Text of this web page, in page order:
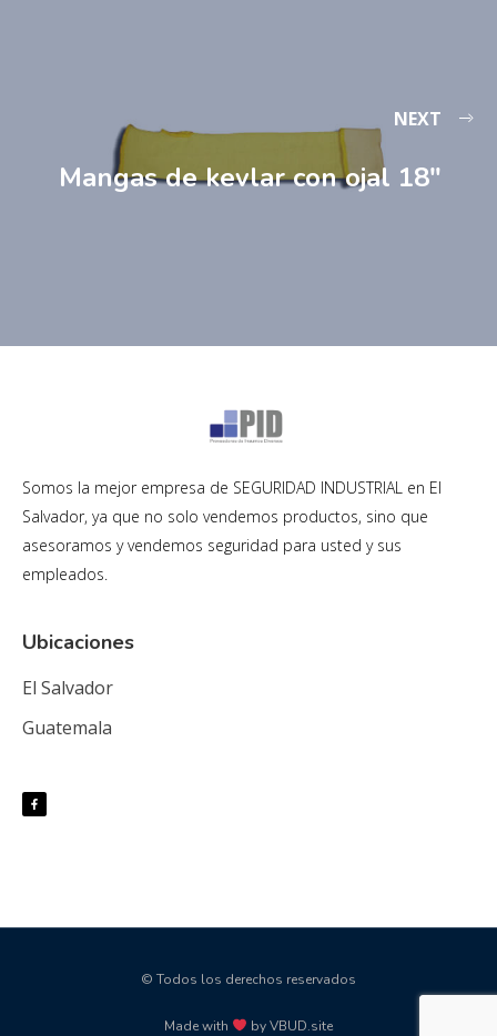
NEXT
Mangas de kevlar con ojal 18″
Somos la mejor empresa de SEGURIDAD INDUSTRIAL en El
Salvador, ya que no solo vendemos productos, sino que
asesoramos y vendemos seguridad para usted y sus
empleados.
Ubicaciones
El Salvador
Guatemala
© Todos los derechos reservados
Made with by VBUD.site